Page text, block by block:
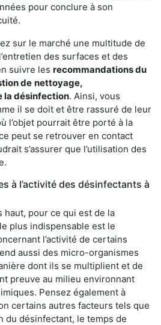
pour conclure à son
sur le marché une multitude de
des surfaces et des
suivre les recommandations du
de nettoyage,
la désinfection. Ainsi, vous
il se doit et être rassuré de leur
l’objet pourrait être porté à la
peut se retrouver en contact
s’assurer que l’utilisation des
à l’activité des désinfectants à
haut, pour ce qui est de la
plus indispensable est le
l’activité de certains
aussi des micro-organismes
dont ils se multiplient et de
preuve au milieu environnant
Pensez également à
certains autres facteurs tels que
du désinfectant, le temps de